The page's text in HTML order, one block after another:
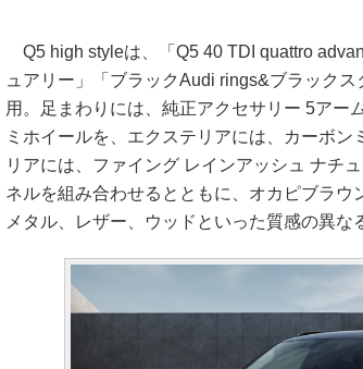
Q5 high styleは、「Q5 40 TDI quattro
ュアリー」「ブラックAudi rings&ブラック
用。足まわりには、純正アクセサリー 5アー
ミホイールを、エクステリアには、カーボ
リアには、ファイング レインアッシュ ナチ
ネルを組み合わせるとともに、オカピブラウ
メタル、レザー、ウッドといった質感の異な